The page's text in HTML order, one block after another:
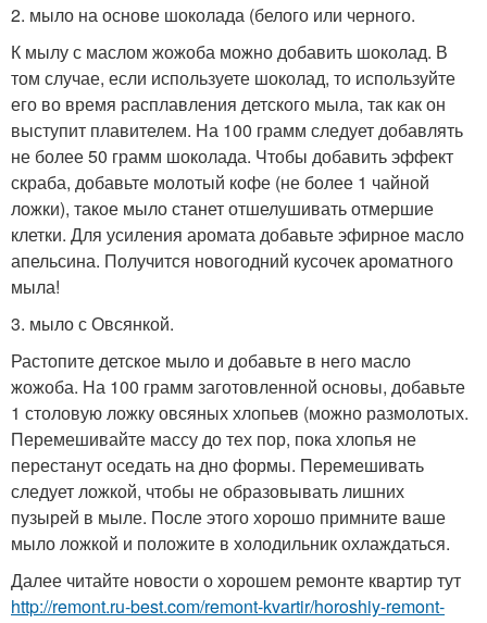
2. мыло на основе шоколада (белого или черного.
К мылу с маслом жожоба можно добавить шоколад. В
том случае, если используете шоколад, то используйте
его во время расплавления детского мыла, так как он
выступит плавителем. На 100 грамм следует добавлять
не более 50 грамм шоколада. Чтобы добавить эффект
скраба, добавьте молотый кофе (не более 1 чайной
ложки), такое мыло станет отшелушивать отмершие
клетки. Для усиления аромата добавьте эфирное масло
апельсина. Получится новогодний кусочек ароматного
мыла!
3. мыло с Овсянкой.
Растопите детское мыло и добавьте в него масло
жожоба. На 100 грамм заготовленной основы, добавьте
1 столовую ложку овсяных хлопьев (можно размолотых.
Перемешивайте массу до тех пор, пока хлопья не
перестанут оседать на дно формы. Перемешивать
следует ложкой, чтобы не образовывать лишних
пузырей в мыле. После этого хорошо примните ваше
мыло ложкой и положите в холодильник охлаждаться.
Далее читайте новости о хорошем ремонте квартир тут
http://remont.ru-best.com/remont-kvartir/horoshiy-remont-